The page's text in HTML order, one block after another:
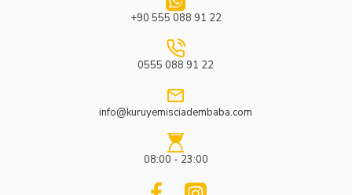
+90 555 088 91 22
0555 088 91 22
info@kuruyemisciadembaba.com
08:00 - 23:00